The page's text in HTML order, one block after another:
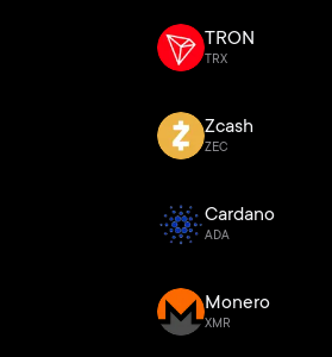
TRON
TRX
Zcash
ZEC
Cardano
ADA
Monero
XMR